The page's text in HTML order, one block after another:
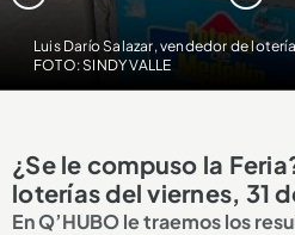
Luis Darío Salazar, vendedor de
FOTO: SINDY VALLE
¿Se le compuso la
loterías del viernes, 31
En Q’HUBO le traemos los